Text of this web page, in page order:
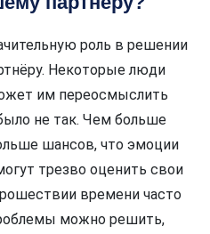
роль в решении
Некоторые люди
им переосмыслить
не так. Чем больше
шансов, что эмоции
трезво оценить свои
времени часто
можно решить,